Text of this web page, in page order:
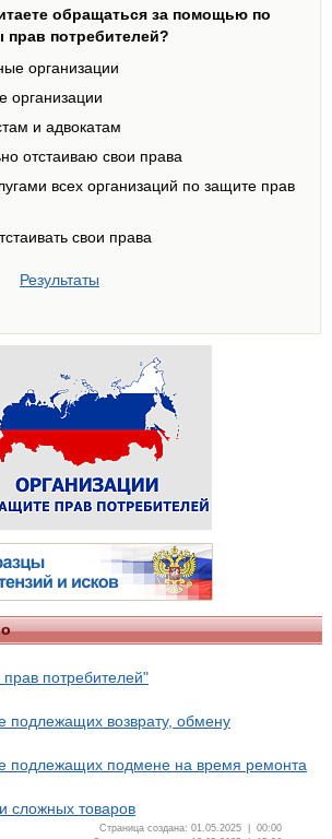
обращаться за помощью по
потребителей?
организации
организации
и адвокатам
отстаиваю свои права
всех организаций по защите прав
свои права
Результаты
потребителей"
подлежащих возврату, обмену
подлежащих подмене на время ремонта
сложных товаров
Страница создана: 01.05.2025 | 00:00